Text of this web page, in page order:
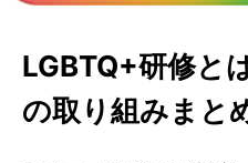
LGBTQ+研修と
の取り組みまと